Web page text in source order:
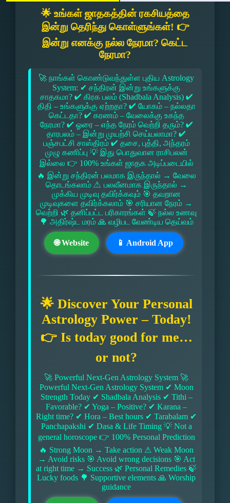
🌟 உங்கள் ஜாதகத்தின் ரகசியத்தை
இன்று தெரிந்து கொள்ளுங்கள்! 👉
இன்று எனக்கு நல்ல நேரமா? கெட்ட
நேரமா?
🚀 நாங்கள் கொண்டுவந்துள்ள புதிய Astrology
System: ✔ சந்திரன் இன்று உங்களுக்கு
சாதகமா? ✔ கிரக பலம் (Shadbala Analysis) ✔
திதி – உங்களுக்கு ஏற்றதா? ✔ யோகம் – நல்லதா
கெட்டதா? ✔ கரணம் – வேலைக்கு உகந்த
நேரமா? ✔ ஓரை – எந்த நேரம் வெற்றி தரும்? ✔
தாரபலம் – இன்று முயற்சி செய்யலாமா? ✔
பஞ்சபட்சி சாஸ்திரம் ✔ தசை, புத்தி, அந்தரம்
முழு கணிப்பு 💡 இது பொதுவான ராசிபலன்
இல்லை 👉 100% உங்கள் ஜாதக அடிப்படையில்
🔥 இன்று சந்திரன் பலமாக இருந்தால் → வேலை
தொடங்கலாம் ⚠ பலவீனமாக இருந்தால் →
முக்கிய முடிவு தவிர்க்கவும் 🎯 தவறான
முடிவுகளை தவிர்க்கலாம் 🎯 சரியான நேரம் →
வெற்றி 🌿 தனிப்பட்ட பரிகாரங்கள் 🍃 நல்ல உணவு
🌳 அதிர்ஷ்ட மரம் 🙏 வழிபட வேண்டிய தெய்வம்
🌐 Website 📱 Android App
🌟 Discover Your Personal
Astrology Power – Today!
👉 Is today good for me…
or not?
🚀 Powerful Next-Gen Astrology System 🚀
Powerful Next-Gen Astrology System ✔ Moon
Strength Today ✔ Shadbala Analysis ✔ Tithi –
Favorable? ✔ Yoga – Positive? ✔ Karana –
Right time? ✔ Hora – Best hours ✔ Tarabalam ✔
Panchapakshi ✔ Dasa & Life Timing 💡 Not a
general horoscope 👉 100% Personal Prediction
🔥 Strong Moon → Take action ⚠ Weak Moon
→ Avoid risks 🎯 Avoid wrong decisions 🎯 Act
at right time → Success 🌿 Personal Remedies 🍃
Lucky foods 🌳 Supportive elements 🙏 Worship
guidance